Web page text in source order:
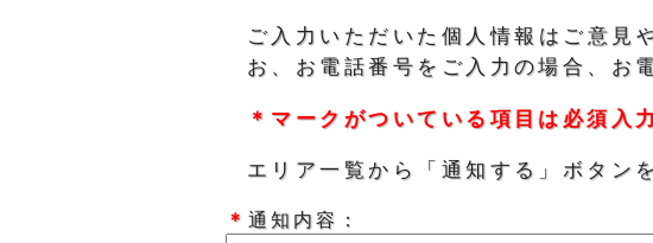
ご入力いただいた個人情報はご意見
お、お電話番号をご入力の場合、お
＊マークがついている項目は必須入
エリア一覧から「通知する」ボタン
＊ 通知内容：